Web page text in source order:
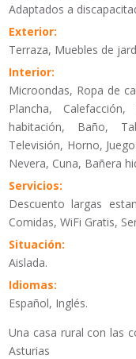
Adaptados a
Exterior:
Terraza, Muebles de
Interior:
Microondas, Ropa de
Plancha,
habitación, Baño,
Televisión, Horno,
Nevera, Cuna, Bañera
Servicios:
Descuento largas
Comidas, WiFi Gratis,
Situación:
Aislada.
Idiomas:
Español, Inglés.
Una casa rural con las
Asturias